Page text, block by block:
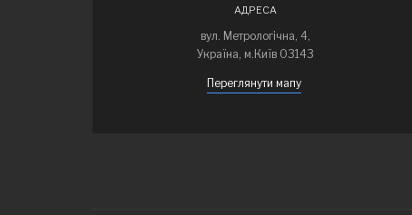
АДРЕСА
вул. Метрологічна, 4,
Україна, м.Київ 03143
Переглянути мапу